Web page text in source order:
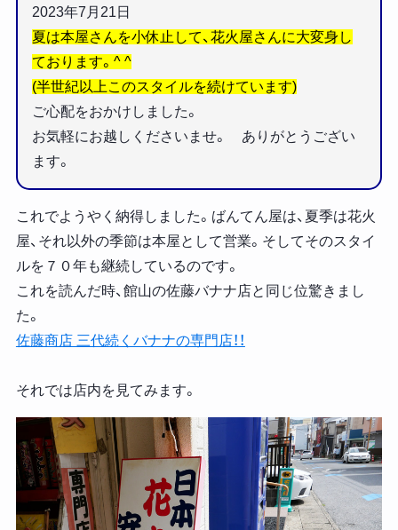
2023年7月21日
夏は本屋さんを小休止して、花火屋さんに大変身し
ております。^ ^
(半世紀以上このスタイルを続けています)
ご心配をおかけしました。
お気軽にお越しくださいませ。 ありがとうござい
ます。
これでようやく納得しました。ばんてん屋は、夏季は花火
屋、それ以外の季節は本屋として営業。そしてそのスタイ
ルを７０年も継続しているのです。
これを読んだ時、館山の佐藤バナナ店と同じ位驚きまし
た。
佐藤商店 三代続くバナナの専門店！！
それでは店内を見てみます。